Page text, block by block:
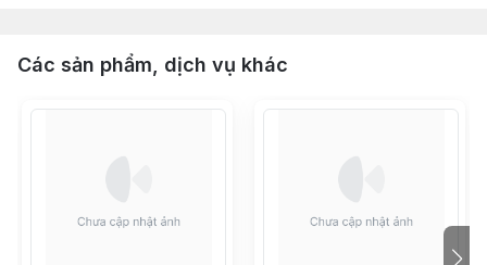
Các sản phẩm, dịch vụ khác